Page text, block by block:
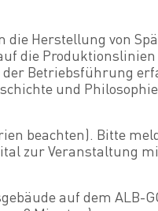
Herstellung von
die
Betriebsführung
und
beachten). Bitte
zur Veranstaltung
auf dem ALB-